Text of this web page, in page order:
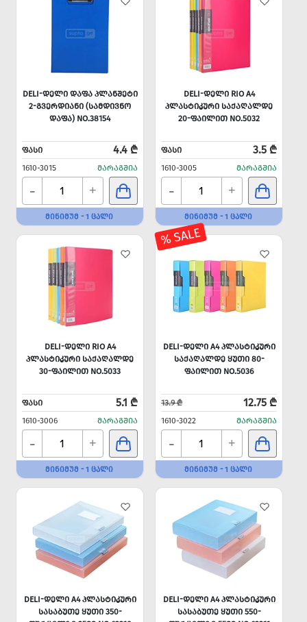
DELI-ᲓᲔᲚᲘ ᲓᲐᲤᲐ ᲞᲚᲐᲜᲨᲔᲢᲘ
2-ᲒᲕᲔᲠᲓᲘᲐᲜᲘ (ᲡᲐᲛᲓᲘᲕᲜᲝ
ᲓᲐᲤᲐ) NO.38154
ᲤᲐᲡᲘ 4.4 ₾
1610-3015 ᲛᲐᲠᲐᲒᲨᲘᲐ
- +
ᲛᲘᲜᲘᲛᲣᲛ - 1 ᲪᲐᲚᲘ
DELI-ᲓᲔᲚᲘ RIO A4
ᲞᲚᲐᲡᲢᲘᲙᲣᲠᲘ ᲡᲐᲥᲐᲦᲐᲚᲓᲔ
20-ᲤᲐᲘᲚᲘᲗ NO.5032
ᲤᲐᲡᲘ 3.5 ₾
1610-3005 ᲛᲐᲠᲐᲒᲨᲘᲐ
- +
ᲛᲘᲜᲘᲛᲣᲛ - 1 ᲪᲐᲚᲘ
DELI-ᲓᲔᲚᲘ RIO A4
ᲞᲚᲐᲡᲢᲘᲙᲣᲠᲘ ᲡᲐᲥᲐᲦᲐᲚᲓᲔ
30-ᲤᲐᲘᲚᲘᲗ NO.5033
ᲤᲐᲡᲘ 5.1 ₾
1610-3006 ᲛᲐᲠᲐᲒᲨᲘᲐ
- +
ᲛᲘᲜᲘᲛᲣᲛ - 1 ᲪᲐᲚᲘ
% SALE
DELI-ᲓᲔᲚᲘ A4 ᲞᲚᲐᲡᲢᲘᲙᲣᲠᲘ
ᲡᲐᲥᲐᲦᲐᲚᲓᲔ ᲧᲣᲗᲘ 80-
ᲤᲐᲘᲚᲘᲗ NO.5036
13.9 ₾ 12.75 ₾
1610-3022 ᲛᲐᲠᲐᲒᲨᲘᲐ
- +
ᲛᲘᲜᲘᲛᲣᲛ - 1 ᲪᲐᲚᲘ
DELI-ᲓᲔᲚᲘ A4 ᲞᲚᲐᲡᲢᲘᲙᲣᲠᲘ
ᲡᲐᲡᲐᲑᲣᲗᲔ ᲧᲣᲗᲘ 350-
DELI-ᲓᲔᲚᲘ A4 ᲞᲚᲐᲡᲢᲘᲙᲣᲠᲘ
ᲡᲐᲡᲐᲑᲣᲗᲔ ᲧᲣᲗᲘ 550-